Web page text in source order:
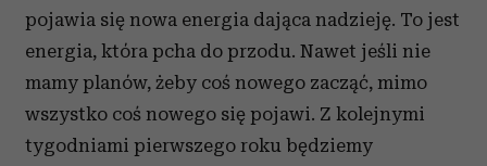
pojawia się nowa energia dająca nadzieję. To jest
energia, która pcha do przodu. Nawet jeśli nie
mamy planów, żeby coś nowego zacząć, mimo
wszystko coś nowego się pojawi. Z kolejnymi
tygodniami pierwszego roku będziemy